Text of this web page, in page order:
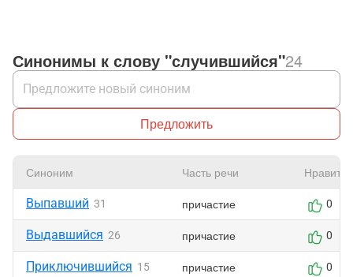
Синонимы к слову "случившийся"24
Предложить
Синоним Часть речи Нравится
Выпавший 31 причастие 0
Выдавшийся 26 причастие 0
Приключившийся 15 причастие 0